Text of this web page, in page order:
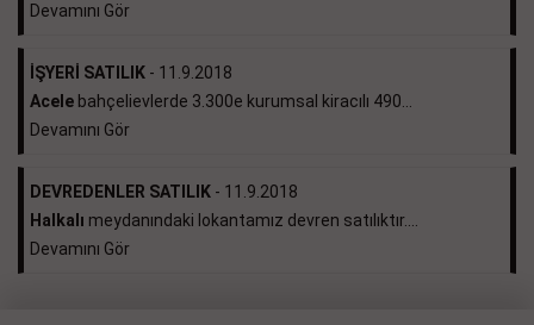
Devamını Gör
İŞYERİ SATILIK - 11.9.2018
Acele bahçelievlerde 3.300e kurumsal kiracılı 490...
Devamını Gör
DEVREDENLER SATILIK - 11.9.2018
Halkalı meydanındaki lokantamız devren satılıktır....
Devamını Gör